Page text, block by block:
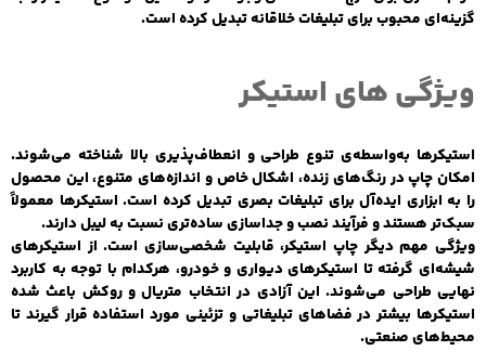
گزینه‌ای محبوب برای تبلیغات خلاقانه تبدیل کرده است.
ویژگی های استیکر
استیکرها به‌واسطه‌ی تنوع طراحی و انعطاف‌پذیری بالا شناخته می‌شوند.
امکان چاپ در رنگ‌های زنده، اشکال خاص و اندازه‌های متنوع، این محصول
را به ابزاری ایده‌آل برای تبلیغات بصری تبدیل کرده است. استیکرها معمولاً
سبک‌تر هستند و فرآیند نصب و جداسازی ساده‌تری نسبت به لیبل دارند.
ویژگی مهم دیگر چاپ استیکر، قابلیت شخصی‌سازی است. از استیکرهای
شیشه‌ای گرفته تا استیکرهای دیواری و خودرو، هرکدام با توجه به کاربرد
نهایی طراحی می‌شوند. این آزادی در انتخاب متریال و روکش باعث شده
استیکرها بیشتر در فضاهای تبلیغاتی و تزئینی مورد استفاده قرار گیرند تا
محیط‌های صنعتی.